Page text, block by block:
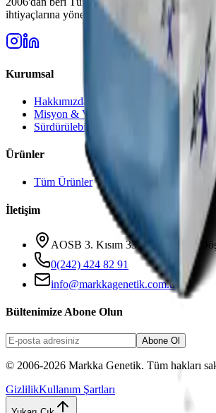
ihtiyaçlarına yönelik yüksek kaliteli çözümler.
Kurumsal
Hakkımızda
Misyon & Vizyon
Sürdürülebilirlik
Ürünler
Tüm Ürünler
İletişim
AOSB 3. Kısım 33 Cadde No: 3
0(242) 424 82 91
info@markkagenetik.com.tr
Bültenimize Abone Olun
Abone Ol
© 2006-2026 Markka Genetik. Tüm hakları
GizlilikKullanım Şartları